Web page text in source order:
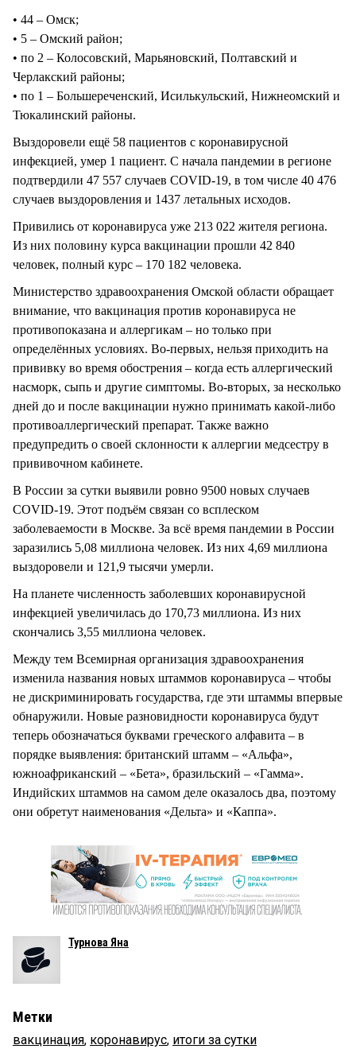
• 44 – Омск;
• 5 – Омский район;
• по 2 – Колосовский, Марьяновский, Полтавский и
Черлакский районы;
• по 1 – Большереченский, Исилькульский, Нижнеомский и
Тюкалинский районы.
Выздоровели ещё 58 пациентов с коронавирусной
инфекцией, умер 1 пациент. С начала пандемии в регионе
подтвердили 47 557 случаев COVID-19, в том числе 40 476
случаев выздоровления и 1437 летальных исходов.
Привились от коронавируса уже 213 022 жителя региона.
Из них половину курса вакцинации прошли 42 840
человек, полный курс – 170 182 человека.
Министерство здравоохранения Омской области обращает
внимание, что вакцинация против коронавируса не
противопоказана и аллергикам – но только при
определённых условиях. Во-первых, нельзя приходить на
прививку во время обострения – когда есть аллергический
насморк, сыпь и другие симптомы. Во-вторых, за несколько
дней до и после вакцинации нужно принимать какой-либо
противоаллергический препарат. Также важно
предупредить о своей склонности к аллергии медсестру в
прививочном кабинете.
В России за сутки выявили ровно 9500 новых случаев
COVID-19. Этот подъём связан со всплеском
заболеваемости в Москве. За всё время пандемии в России
заразились 5,08 миллиона человек. Из них 4,69 миллиона
выздоровели и 121,9 тысячи умерли.
На планете численность заболевших коронавирусной
инфекцией увеличилась до 170,73 миллиона. Из них
скончались 3,55 миллиона человек.
Между тем Всемирная организация здравоохранения
изменила названия новых штаммов коронавируса – чтобы
не дискриминировать государства, где эти штаммы впервые
обнаружили. Новые разновидности коронавируса будут
теперь обозначаться буквами греческого алфавита – в
порядке выявления: британский штамм – «Альфа»,
южноафриканский – «Бета», бразильский – «Гамма».
Индийских штаммов на самом деле оказалось два, поэтому
они обретут наименования «Дельта» и «Каппа».
Турнова Яна
Метки
вакцинация, коронавирус, итоги за сутки